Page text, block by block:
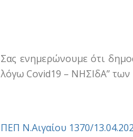
Σας ενημερώνουμε ότι
λόγω Covid19 – ΝΗΣΙδΑ” των
ΠΕΠ Ν.Αιγαίου 1370/